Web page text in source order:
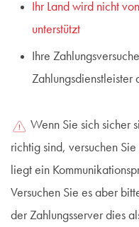
Ihr Land wird nicht
unterstützt
Ihre
Zahlungsdienstleister
Wenn Sie sich sicher
richtig sind, versuchen
liegt ein
Versuchen Sie es aber
der Zahlungsserver dies